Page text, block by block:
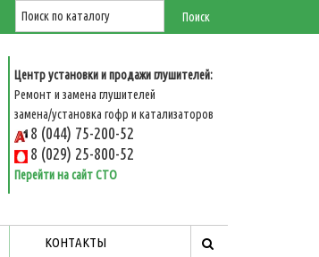
Центр установки и продажи глушителей:
Ремонт и замена глушителей
замена/установка гофр и катализаторов
8 (044) 75-200-52
8 (029) 25-800-52
Перейти на сайт СТО
КОНТАКТЫ